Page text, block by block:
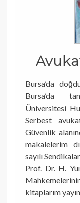
Bursa’da
Bursa’da
Üniversitesi
Serbest
Güvenlik
makalelerim
sayılı
Prof. Dr. H.
kitaplarım